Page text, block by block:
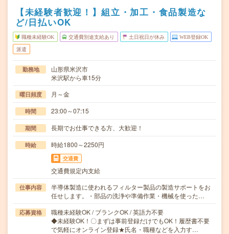
【未経験者歓迎！】組立・加工・食品製造な
ど/日払いOK
職種未経験OK 交通費別途支給あり 土日祝日が休み WEB登録OK
派遣
勤務地
山形県米沢市
米沢駅から車15分
曜日頻度 月～金
時間 23:00～07:15
期間 長期でお仕事できる方、大歓迎！
時給 時給1800～2250円
交通費
交通費規定内支給
仕事内容
半導体製造に使われるフィルター製品の製造サポートをお
任せします。・部品の洗浄や準備作業・機械を使った…
応募資格
職種未経験OK / ブランクOK / 英語力不要
◆未経験OK！〇まずは事前登録だけでもOK！履歴書不要
で気軽にオンライン登録★氏名・職種などを入力す…